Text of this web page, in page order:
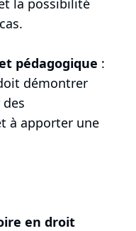
pédagogique :
démontrer
à apporter une
en droit